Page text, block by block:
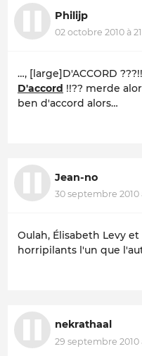
Philijp
02 octobre 2010 à
…, [large]D'ACCORD
D'accord !!?? merde
ben d'accord alors…
Jean-no
30 septembre 2010
Oulah, Élisabeth Levy
horripilants l'un que
nekrathaal
29 septembre 2010